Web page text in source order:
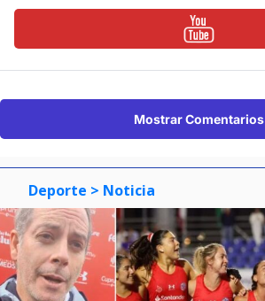
Mostrar Comentarios
Deporte > Noticia